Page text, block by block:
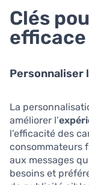
Clés
efficace
Personnaliser
La
améliorer l’
l’efficacité des
consommateurs
aux messages
besoins et